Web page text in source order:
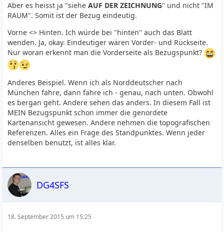
Aber es heisst ja "sieheAUF DER ZEICHNUNG" und nicht "IM
RAUM". Somit ist der Bezug eindeutig.
Vorne <> Hinten. Ich würde bei "hinten" auch das Blatt
wenden. Ja, okay. Eindeutiger wären Vorder- und Rückseite.
Nur woran erkennt man die Vorderseite als Bezugspunkt?
Anderes Beispiel. Wenn ich als Norddeutscher nach
München fahre, dann fahre ich - genau, nach unten. Obwohl
es bergan geht. Andere sehen das anders. In diesem Fall ist
MEIN Bezugspunkt schon immer die genordete
Kartenansicht gewesen. Andere nehmen die topografischen
Referenzen. Alles ein Frage des Standpunktes. Wenn jeder
denselben benutzt, ist alles klar.
DG4SFS
18. September 2015 um 15:25